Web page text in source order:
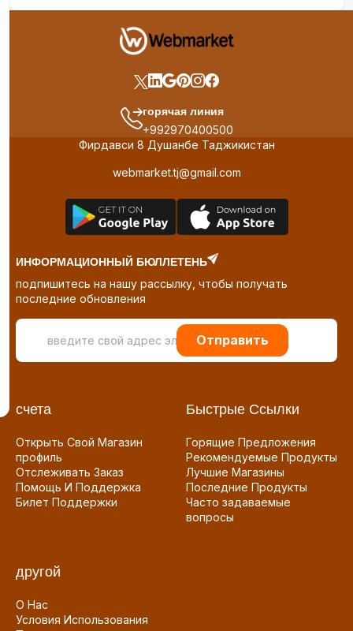
горячая линия
+992970400500
Фирдавси 8 Душанбе Таджикистан
webmarket.tj@gmail.com
ИНФОРМАЦИОННЫЙ БЮЛЛЕТЕНЬ
подпишитесь на нашу рассылку, чтобы получать
последние обновления
Отправить
счета
Открыть Свой Магазин
профиль
Отслеживать Заказ
Помощь И Поддержка
Билет Поддержки
Быстрые Ссылки
Горящие Предложения
Рекомендуемые Продукты
Лучшие Магазины
Последние Продукты
Часто задаваемые
вопросы
другой
О Нас
Условия Использования